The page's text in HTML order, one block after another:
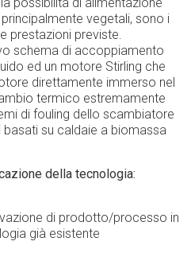
vegetali, sono i
prestazioni previste.
schema di accoppiamento
ed un motore Stirling che
direttamente immerso nel
termico estremamente
di fouling dello scambiatore
su caldaie a biomassa
della tecnologia
di prodotto/processo in
già esistente